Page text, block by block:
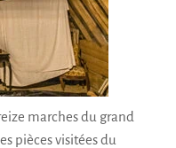
marches du grand
pièces visitées du